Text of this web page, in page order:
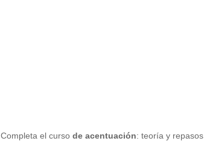
Completa el curso de acentuación: teoría y repasos.